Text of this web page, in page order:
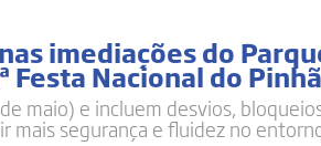
imediações do
Festa Nacional do
maio) e incluem desvios,
mais segurança e fluidez no